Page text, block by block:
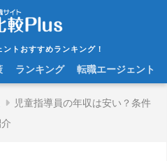
トおすすめランキング！
ランキング 転職エージェント
児童指導員の年収は安い？条件